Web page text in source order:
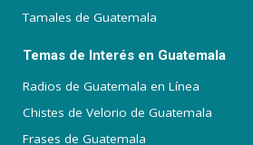
Tamales de Guatemala
Temas de Interés en Guatemala
Radios de Guatemala en Línea
Chistes de Velorio de Guatemala
Frases de Guatemala